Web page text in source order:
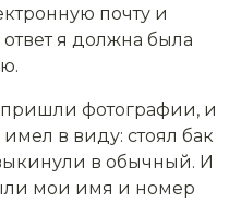
почту и
я должна была
пришли фотографии, и
в виду: стоял бак
в обычный. И
мои имя и номер